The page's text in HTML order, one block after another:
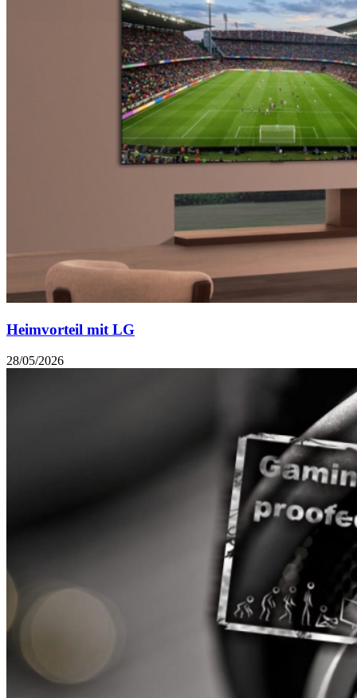
Heimvorteil mit LG
28/05/2026